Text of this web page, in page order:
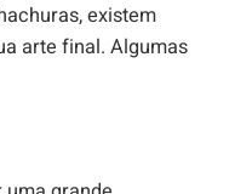
existem
arte final. Algumas